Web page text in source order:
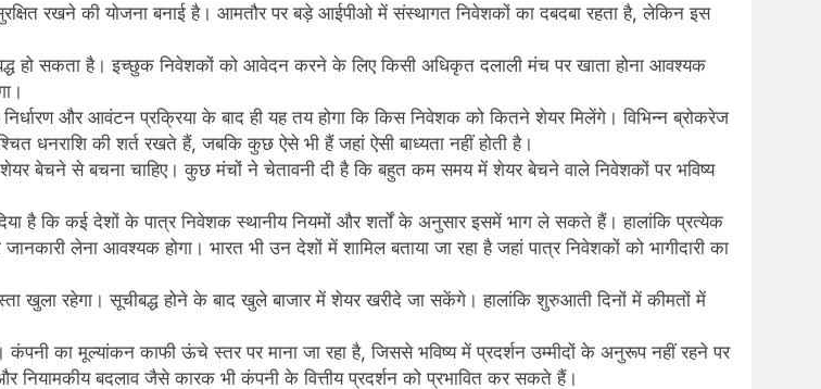
सुरक्षित रखने की योजना बनाई है। आमतौर पर बड़े आईपीओ में संस्थागत निवेशकों का दबदबा रहता है, लेकिन इस
हो सकता है। इच्छुक निवेशकों को आवेदन करने के लिए किसी अधिकृत दलाली मंच पर खाता होना आवश्यक
और आवंटन प्रक्रिया के बाद ही यह तय होगा कि किस निवेशक को कितने शेयर मिलेंगे। विभिन्न ब्रोकरेज
धनराशि की शर्त रखते हैं, जबकि कुछ ऐसे भी हैं जहां ऐसी बाध्यता नहीं होती है।
शेयर बेचने से बचना चाहिए। कुछ मंचों ने चेतावनी दी है कि बहुत कम समय में शेयर बेचने वाले निवेशकों पर भविष्य
है कि कई देशों के पात्र निवेशक स्थानीय नियमों और शर्तों के अनुसार इसमें भाग ले सकते हैं। हालांकि प्रत्येक
लेना आवश्यक होगा। भारत भी उन देशों में शामिल बताया जा रहा है जहां पात्र निवेशकों को भागीदारी का
खुला रहेगा। सूचीबद्ध होने के बाद खुले बाजार में शेयर खरीदे जा सकेंगे। हालांकि शुरुआती दिनों में कीमतों में
का मूल्यांकन काफी ऊंचे स्तर पर माना जा रहा है, जिससे भविष्य में प्रदर्शन उम्मीदों के अनुरूप नहीं रहने पर
नियामकीय बदलाव जैसे कारक भी कंपनी के वित्तीय प्रदर्शन को प्रभावित कर सकते हैं।